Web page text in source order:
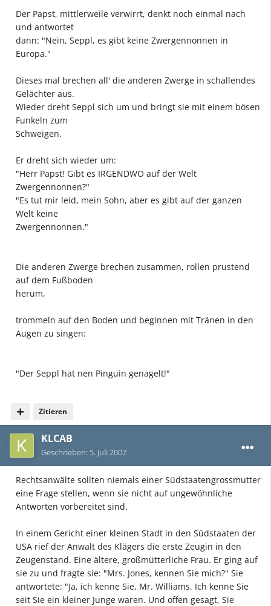
Der Papst, mittlerweile verwirrt, denkt noch einmal nach
und antwortet
dann: "Nein, Seppl, es gibt keine Zwergennonnen in
Europa."
Dieses mal brechen all' die anderen Zwerge in schallendes
Gelächter aus.
Wieder dreht Seppl sich um und bringt sie mit einem bösen
Funkeln zum
Schweigen.
Er dreht sich wieder um:
"Herr Papst! Gibt es IRGENDWO auf der Welt
Zwergennonnen?"
"Es tut mir leid, mein Sohn, aber es gibt auf der ganzen
Welt keine
Zwergennonnen."
Die anderen Zwerge brechen zusammen, rollen prustend
auf dem Fußboden
herum,
trommeln auf den Boden und beginnen mit Tränen in den
Augen zu singen:
"Der Seppl hat nen Pinguin genagelt!"
Zitieren
KLCAB
Geschrieben: 5. Juli 2007
Rechtsanwälte sollten niemals einer Südstaatengrossmutter
eine Frage stellen, wenn sie nicht auf ungewöhnliche
Antworten vorbereitet sind.
In einem Gericht einer kleinen Stadt in den Südstaaten der
USA rief der Anwalt des Klägers die erste Zeugin in den
Zeugenstand. Eine ältere, großmütterliche Frau. Er ging auf
sie zu und fragte sie: "Mrs. Jones, kennen Sie mich?" Sie
antwortete: "Ja, ich kenne Sie, Mr. Williams. Ich kenne Sie
seit Sie ein kleiner Junge waren. Und offen gesagt, Sie